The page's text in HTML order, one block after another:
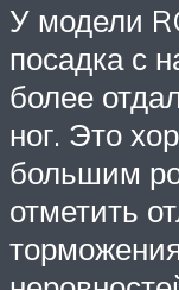
У модели
посадка с
более
ног. Это
большим
отметить